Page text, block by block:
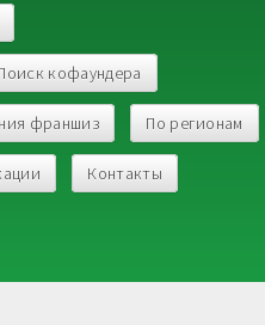
кофаундера
франшиз По регионам
Контакты